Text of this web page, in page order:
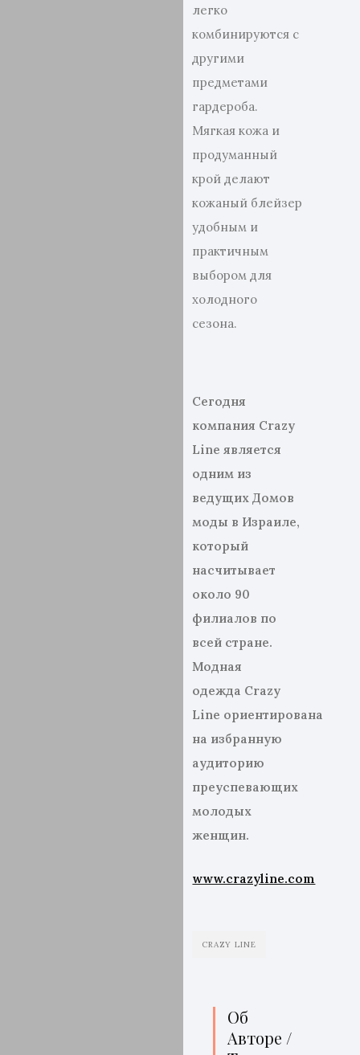
легко
комбинируются с
другими
предметами
гардероба.
Мягкая кожа и
продуманный
крой делают
кожаный блейзер
удобным и
практичным
выбором для
холодного
сезона.
Сегодня
компания Crazy
Line является
одним из
ведущих Домов
моды в Израиле,
который
насчитывает
около 90
филиалов по
всей стране.
Модная
одежда Crazy
Line ориентирована
на избранную
аудиторию
преуспевающих
молодых
женщин.
www.crazyline.com
CRAZY LINE
Об
Авторе /